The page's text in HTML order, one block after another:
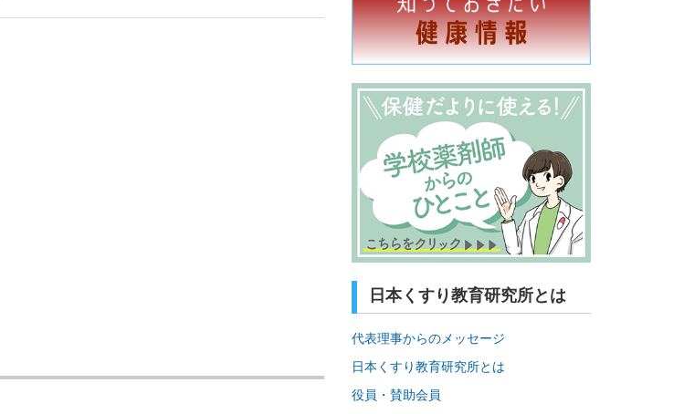
日本くすり教育研究所とは
代表理事からのメッセージ
日本くすり教育研究所とは
役員・賛助会員